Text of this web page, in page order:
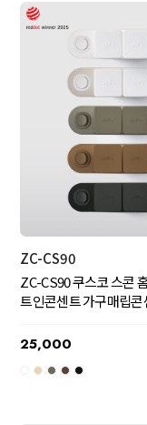
ZC-CS90
ZC-CS90 쿠스코 스콘
트인콘센트 가구매립콘
25,000